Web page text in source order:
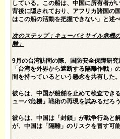
している。この船は、中国に所有者が
背後に隠されており、アフリカ諸国の
はこの船の活動を把握できない」と述べ
次のステップ：キューバミサイル危機
離」
9月の台湾訪問の際、国防安全保障研
「台湾を外界から遮断する隔離作戦」
間を持っているという懸念を共有した。
彼らは、中国が船舶を止めて検査でき
ューバ危機」戦術の再現を試みるだろ
彼らは、中国は「封鎖」が戦争行為と
が、中国は「隔離」のリスクを冒す可